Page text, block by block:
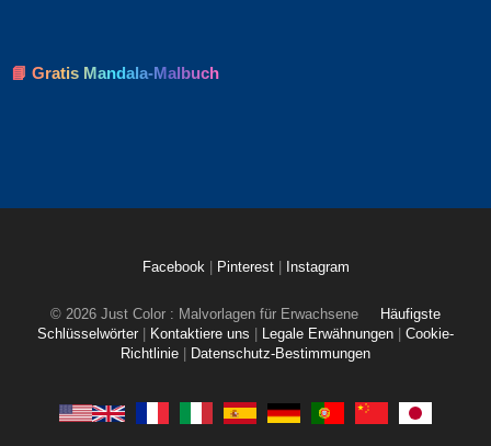
📘 Gratis Mandala-Malbuch
Facebook Pinterest Instagram
© 2026 Just Color : Malvorlagen für Erwachsene
Häufigste
Schlüsselwörter
Kontaktiere uns Legale Erwähnungen
Cookie-
Richtlinie
Datenschutz-Bestimmungen